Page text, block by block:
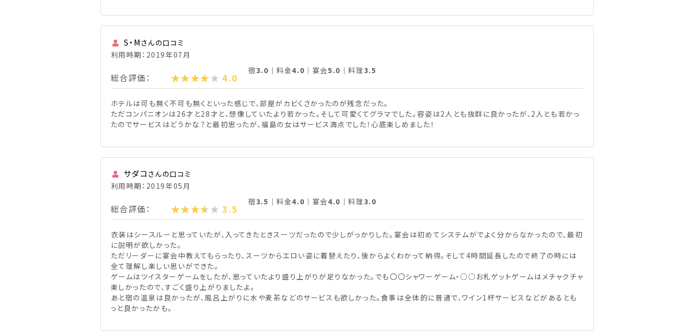
S・Mさんの口コミ
利用時期：2019年07月
総合評価： 4.0
宿3.0 ｜料金4.0 ｜宴会5.0 ｜料理3.5
ホテルは可も無く不可も無くといった感じで、部屋がカビくさかったのが残念だった。
ただコンパニオンは26才と28才と、想像していたより若かった。そして可愛くてグラマでした。容姿は2人とも抜群に良かったが、2人とも若かっ
たのでサービスはどうかな？と最初思ったが、福島の女はサービス満点でした！心底楽しめました！
サダコ さんの口コミ
利用時期：2019年05月
総合評価： 3.5
宿3.5 ｜料金4.0 ｜宴会4.0 ｜料理3.0
衣装はシースルーと思っていたが、入ってきたときスーツだったので少しがっかりした。宴会は初めてシステムがでよく分からなかったので、最初
に説明が欲しかった。
ただリーダーに宴会中教えてもらったり、スーツからエロい姿に着替えたり、後からよくわかって納得。そして4時間延長したので終了の時には
全て理解し楽しい思いができた。
ゲームはツイスターゲームをしたが、思っていたより盛り上がりが足りなかった。でも〇〇シャワーゲーム・○○お札ゲットゲームはメチャクチャ
楽しかったので、すごく盛り上がりましたよ。
あと宿の温泉は良かったが、風呂上がりに水や麦茶などのサービスも欲しかった。食事は全体的に普通で、ワイン1杯サービスなどがあるとも
っと良かったかも。